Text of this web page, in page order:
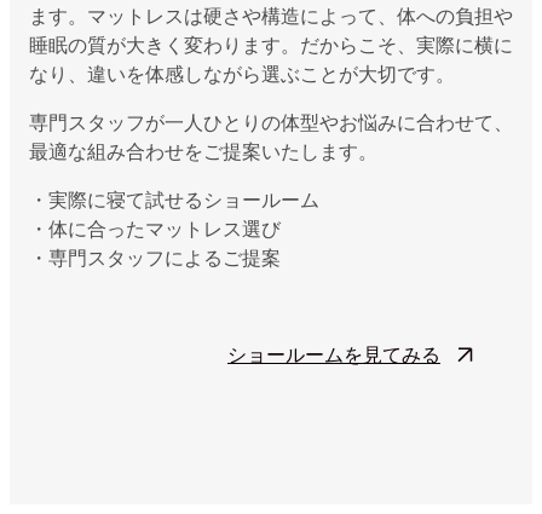
ます。マットレスは硬さや構造によって、体への負担や
睡眠の質が大きく変わります。だからこそ、実際に横に
なり、違いを体感しながら選ぶことが大切です。
専門スタッフが一人ひとりの体型やお悩みに合わせて、
最適な組み合わせをご提案いたします。
・実際に寝て試せるショールーム
・体に合ったマットレス選び
・専門スタッフによるご提案
ショールームを見てみる